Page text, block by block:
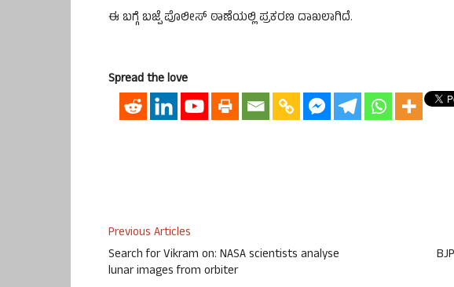
ಈ ಬಗ್ಗೆ ಬಜ್ಪೆ ಪೊಲೀಸ್ ಠಾಣೆಯಲ್ಲಿ ಪ್ರಕರಣ ದಾಖಲಾಗಿದೆ.
Spread the love
Previous Articles
Search for Vikram on: NASA scientists analyse
lunar images from orbiter